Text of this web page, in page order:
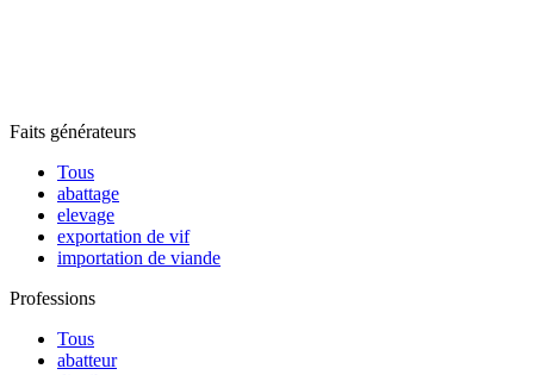
Faits générateurs
Tous
abattage
elevage
exportation de vif
importation de viande
Professions
Tous
abatteur